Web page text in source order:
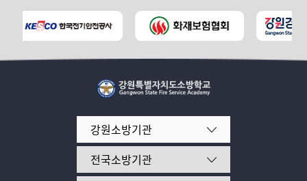
강원소방기관
전국소방기관